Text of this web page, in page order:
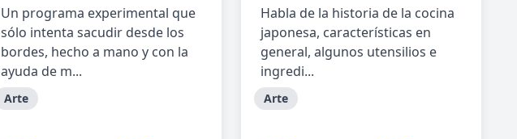
Un programa experimental que
sólo intenta sacudir desde los
bordes, hecho a mano y con la
ayuda de m...
Arte
Habla de la historia de la cocina
japonesa, características en
general, algunos utensilios e
ingredi...
Arte